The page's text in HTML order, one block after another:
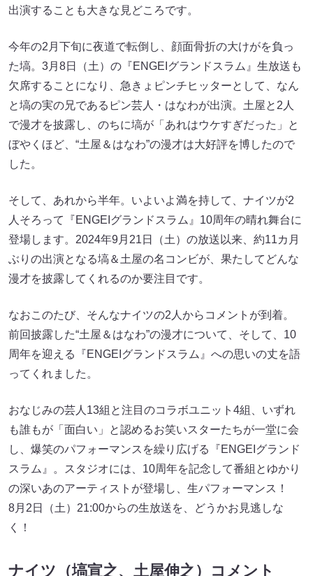
出演することも大きな見どころです。
今年の2月下旬に夜道で転倒し、顔面骨折の大けがを負っ
た塙。3月8日（土）の『ENGEIグランドスラム』生放送も
欠席することになり、急きょピンチヒッターとして、なん
と塙の実の兄であるピン芸人・はなわが出演。土屋と2人
で漫才を披露し、のちに塙が「あれはウケすぎだった」と
ぼやくほど、“土屋＆はなわ”の漫才は大好評を博したので
した。
そして、あれから半年。いよいよ満を持して、ナイツが2
人そろって『ENGEIグランドスラム』10周年の晴れ舞台に
登場します。2024年9月21日（土）の放送以来、約11カ月
ぶりの出演となる塙＆土屋の名コンビが、果たしてどんな
漫才を披露してくれるのか要注目です。
なおこのたび、そんなナイツの2人からコメントが到着。
前回披露した“土屋＆はなわ”の漫才について、そして、10
周年を迎える『ENGEIグランドスラム』への思いの丈を語
ってくれました。
おなじみの芸人13組と注目のコラボユニット4組、いずれ
も誰もが「面白い」と認めるお笑いスターたちが一堂に会
し、爆笑のパフォーマンスを繰り広げる『ENGEIグランド
スラム』。スタジオには、10周年を記念して番組とゆかり
の深いあのアーティストが登場し、生パフォーマンス！
8月2日（土）21:00からの生放送を、どうかお見逃しな
く！
ナイツ（塙宣之、土屋伸之）コメント